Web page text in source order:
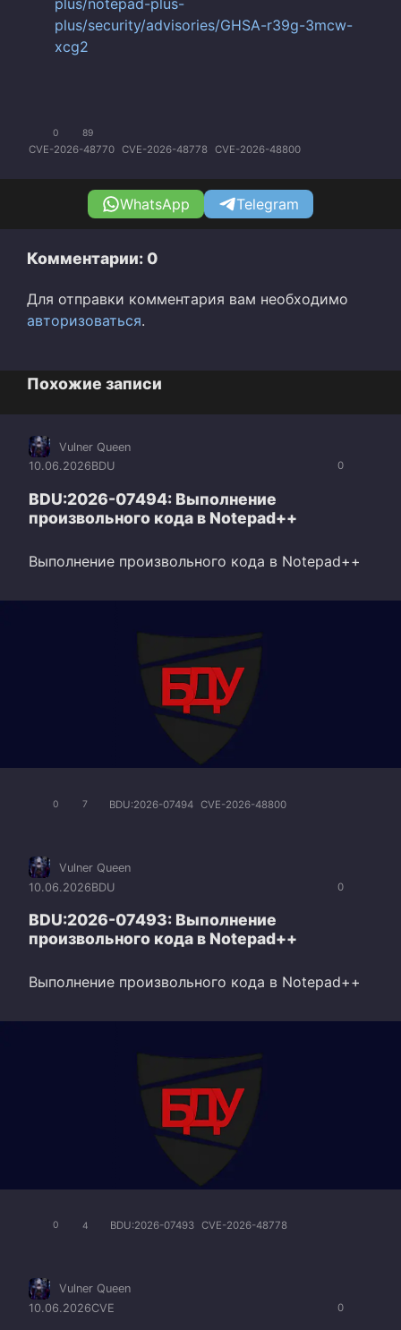
plus/notepad-plus-
plus/security/advisories/GHSA-r39g-3mcw-
xcg2
0 89
CVE-2026-48770 CVE-2026-48778 CVE-2026-48800
WhatsApp Telegram
Комментарии: 0
Для отправки комментария вам необходимо
авторизоваться.
Похожие записи
0
Vulner Queen
10.06.2026BDU
BDU:2026-07494: Выполнение
произвольного кода в Notepad++
Выполнение произвольного кода в Notepad++
0 7 BDU:2026-07494 CVE-2026-48800
0
Vulner Queen
10.06.2026BDU
BDU:2026-07493: Выполнение
произвольного кода в Notepad++
Выполнение произвольного кода в Notepad++
0 4 BDU:2026-07493 CVE-2026-48778
0
Vulner Queen
10.06.2026CVE